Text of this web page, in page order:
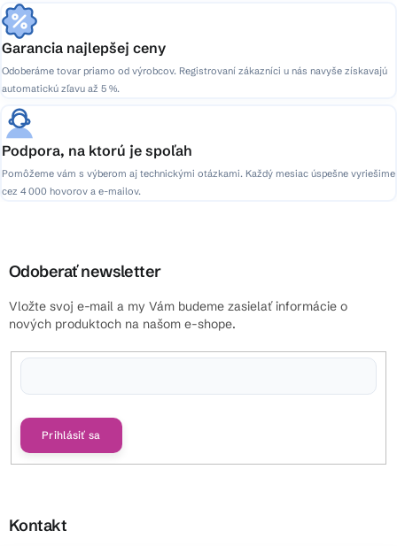
Garancia najlepšej ceny
Odoberáme tovar priamo od výrobcov. Registrovaní zákazníci u nás navyše získavajú
automatickú zľavu až 5 %.
Podpora, na ktorú je spoľah
Pomôžeme vám s výberom aj technickými otázkami. Každý mesiac úspešne vyriešime
cez 4 000 hovorov a e-mailov.
Odoberať newsletter
Vložte svoj e-mail a my Vám budeme zasielať informácie o
nových produktoch na našom e-shope.
Prihlásiť sa
Kontakt